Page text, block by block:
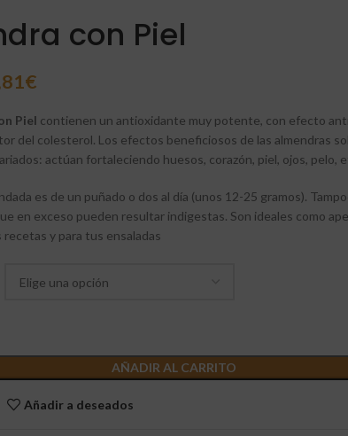
con Piel
€
Piel contienen un antioxidante muy potente, con efecto
del colesterol. Los efectos beneficiosos de las almendras
actúan fortaleciendo huesos, corazón, piel, ojos, pelo,
es de un puñado o dos al día (unos 12-25 gramos).
en exceso pueden resultar indigestas. Son ideales como
recetas y para tus ensaladas
AÑADIR AL CARRITO
Añadir a deseados